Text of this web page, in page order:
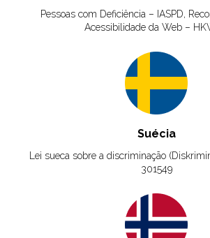
Pessoas com Deficiência – IASPD,
Acessibilidade da Web –
Suécia
Lei sueca sobre a discriminação
301549